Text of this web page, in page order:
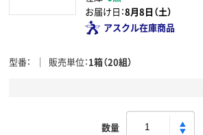
お届け日：8月8日（土）
アスクル在庫商品
型番 販売単位 1箱（20組）
数量